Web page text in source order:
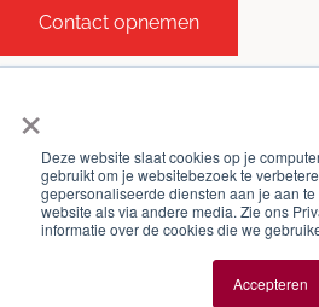
×
Deze website slaat cookies op je
gebruikt om je websitebezoek te
gepersonaliseerde diensten aan je aan
website als via andere media. Zie ons
informatie over de cookies die we
Accepteren
Contact opnemen
©Beaufort Makelaars 2026-
Privacy policy
enmarketing